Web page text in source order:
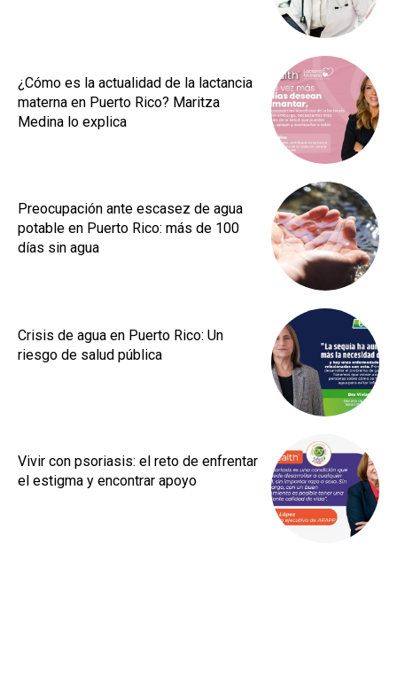
¿Cómo es la actualidad de la lactancia
materna en Puerto Rico? Maritza
Medina lo explica
Preocupación ante escasez de agua
potable en Puerto Rico: más de 100
días sin agua
Crisis de agua en Puerto Rico: Un
riesgo de salud pública
Vivir con psoriasis: el reto de enfrentar
el estigma y encontrar apoyo